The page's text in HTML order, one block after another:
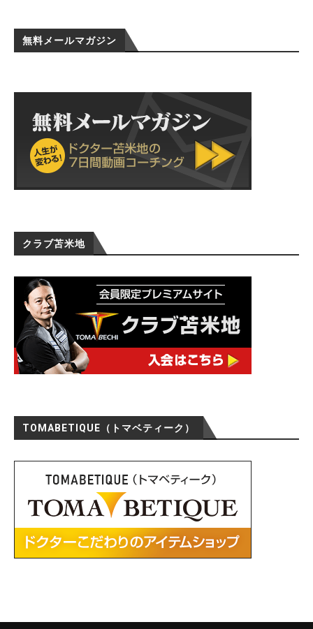
無料メールマガジン
クラブ苫米地
TOMABETIQUE（トマベティーク）